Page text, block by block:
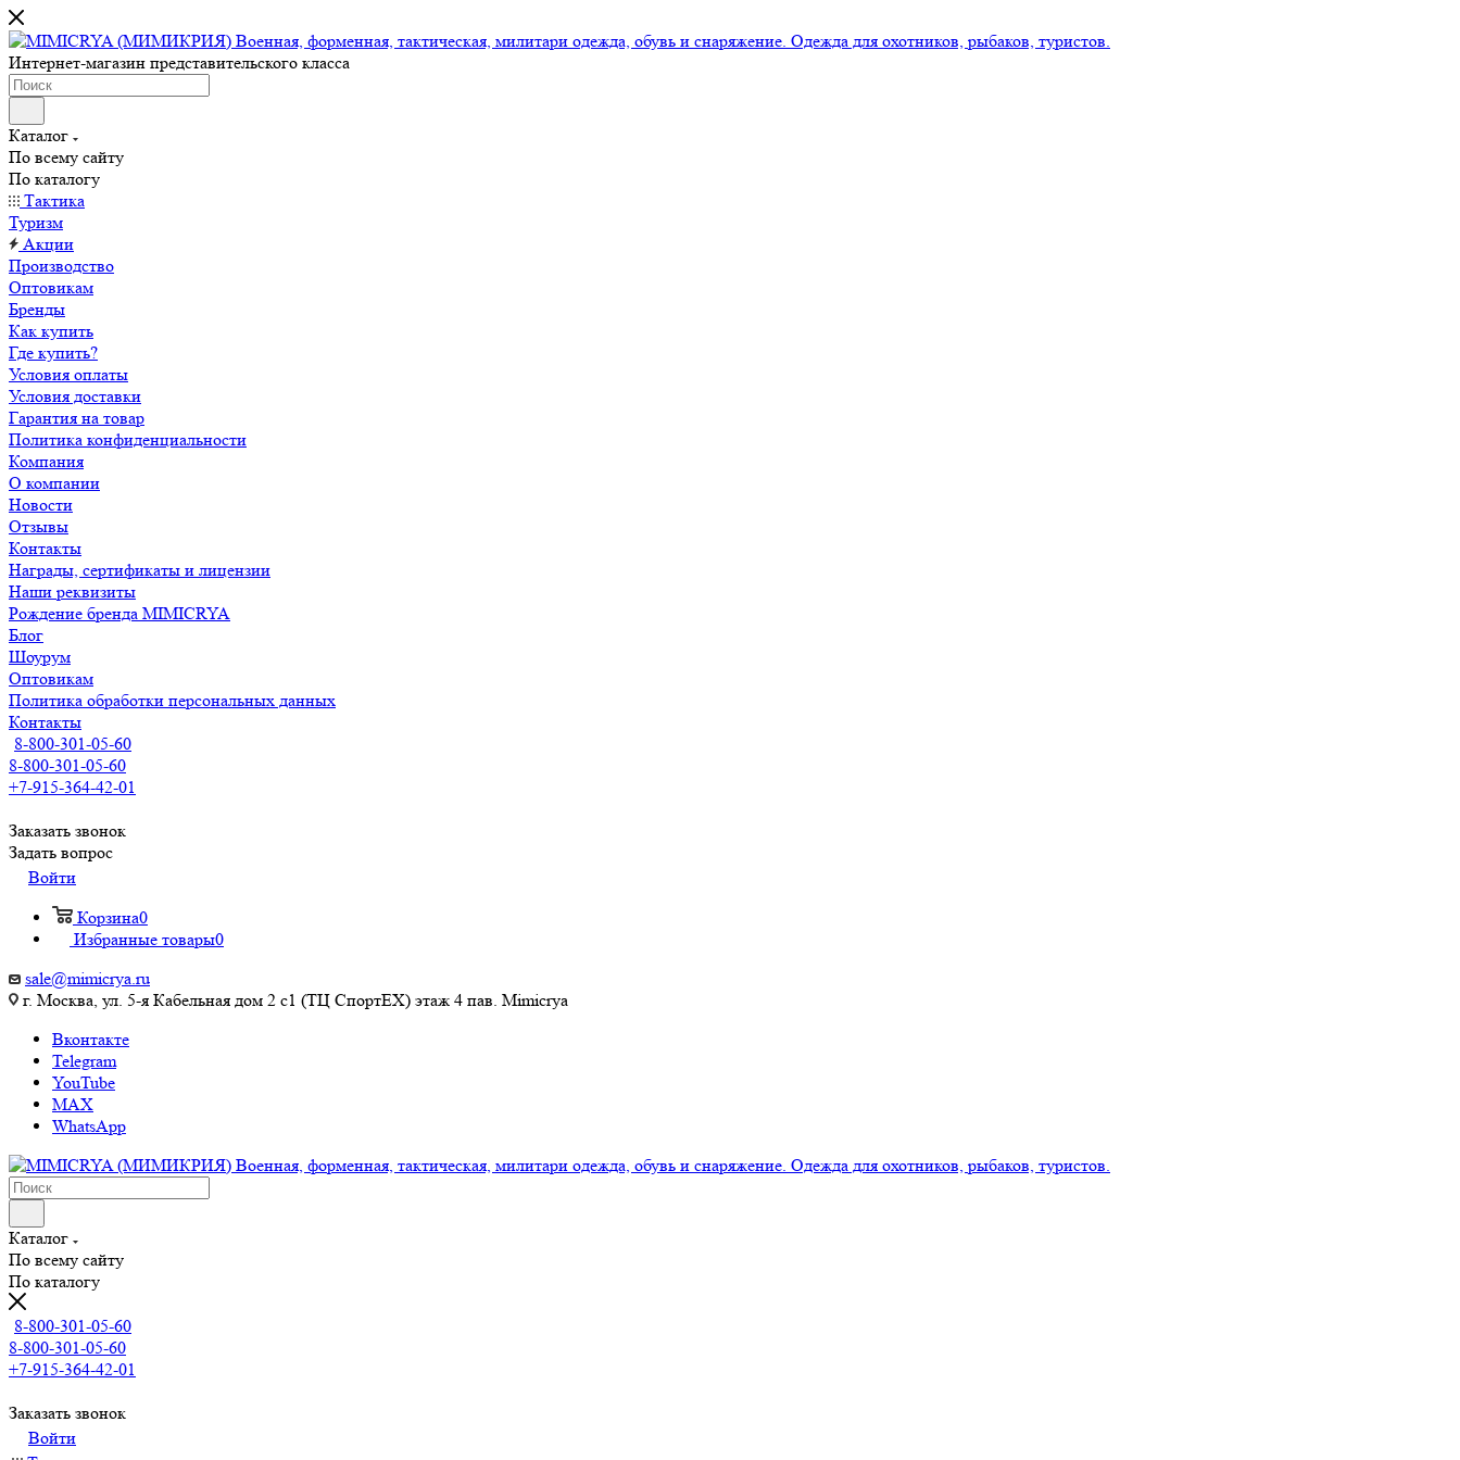
Интернет-магазин представительского класса
Каталог
По всему сайту
По каталогу
Тактика
Туризм
Акции
Производство
Оптовикам
Бренды
Как купить
Где купить?
Условия оплаты
Условия доставки
Гарантия на товар
Политика конфиденциальности
Компания
О компании
Новости
Отзывы
Контакты
Награды, сертификаты и лицензии
Наши реквизиты
Рождение бренда MIMICRYA
Блог
Шоурум
Оптовикам
Политика обработки персональных данных
Контакты
8-800-301-05-60
8-800-301-05-60
+7-915-364-42-01
Заказать звонок
Задать вопрос
Войти
Корзина0
Избранные товары0
sale@mimicrya.ru
г. Москва, ул. 5-я Кабельная дом 2 с1 (ТЦ СпортEX) этаж 4 пав. Mimicrya
Вконтакте
Telegram
YouTube
MAX
WhatsApp
Каталог
По всему сайту
По каталогу
8-800-301-05-60
8-800-301-05-60
+7-915-364-42-01
Заказать звонок
Войти